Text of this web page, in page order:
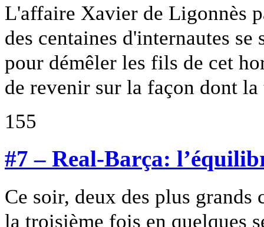
L'affaire Xavier de Ligonnès
des centaines d'internautes
pour démêler les fils de cet
de revenir sur la façon dont
155
#7 – Real-Barça:
Ce soir, deux des plus
la troisième fois en quelques